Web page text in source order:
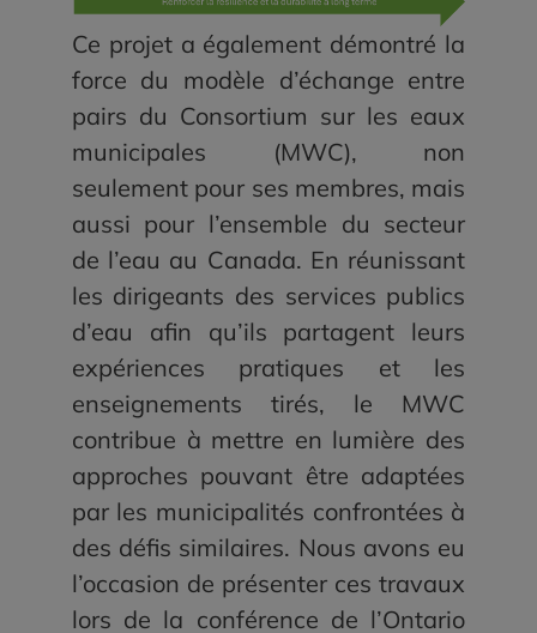
Ce projet a également démontré la
force du modèle d’échange entre
pairs du Consortium sur les eaux
municipales (MWC), non
seulement pour ses membres, mais
aussi pour l’ensemble du secteur
de l’eau au Canada. En réunissant
les dirigeants des services publics
d’eau afin qu’ils partagent leurs
expériences pratiques et les
enseignements tirés, le MWC
contribue à mettre en lumière des
approches pouvant être adaptées
par les municipalités confrontées à
des défis similaires. Nous avons eu
l’occasion de présenter ces travaux
lors de la conférence de l’Ontario